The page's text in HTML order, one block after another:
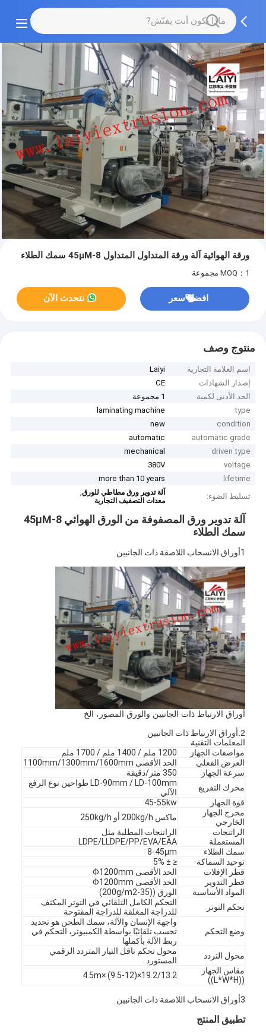
ورقة الهوائية آلة ورقة المتداول المتداول 8-45μM سمك الطلاء
MOQ：1 مجموعة
افضل سعر نتحدث الآن
منتوج وصف
اسم العلامة التجارية
Laiyi
إصدار الشهادات
CE
الحد الأدنى لكمية
1 مجموعة
type
laminating machine
condition
new
automatic grade
automatic
driven type
mechanical
voltage
380V
lifetime
more than 10 years
تسليط الضوء:
آلة تدوير ورق مطاطي للورق,
معدات التصفيف التجارية
آلة تدوير ورق المصفوفة من الورق الهوائي 8-45μM
سمك الطلاء
1أوراق الانسحاب اللاصقة ذات الجانبين
أوراق الارتباط ذات الجانبين والورق المصور، الخ
2. أوراق الارتباط ذات الجانبين
المعلمات التقنية
مواصفات الجهاز
1200 ملم / 1400 ملم / 1700 ملم
العرض الفعلي
الحد الأقصى 1100mm/1300mm/1600mm
سرعة الجهاز
350 متر/دقيقة
محرك التفريغ
LD-90mm / LD-100mm ‬طواحين نوع الرفع
الآلي‬
قوة الجهاز
45-55kw
مخرج الجهاز
الخارجي
ماكس 200kg/h أو 250kg/h
الراتنجات
المستعملة
الراتنجات المطلية مثل
LDPE/LLDPE/PP/EVA/EAA
سمك الطلاء
8-45μm
توحيد السماكة
≤ ± 5%
قطر الإفلات
الحد الأقصى Φ1200mm
قطر التدوير
الحد الأقصى Φ1200mm
المواد الأساسية
الورق ((35-200g/m2)
تحكم التوتر
التحكم الكامل التلقائي في التوتر المكثف
للدراجة المغلقة للدراجة المفتوحة
وضع التحكم
واجهة الإنسان والآلة، سمك الطحن هو تحديد
تحسب تلقائيًا بواسطة الكمبيوتر، التحكم في
ربط الآلة بأكملها
محول التردد
محول تحكم ناقل التيار المتردد الرقمي
المستورد
مقاس الجهاز
((L*W*H))
19.2/13.2×(9.5-12) ×4.5m
3أوراق الانسحاب اللاصقة ذات الجانبين
تطبيق المنتج